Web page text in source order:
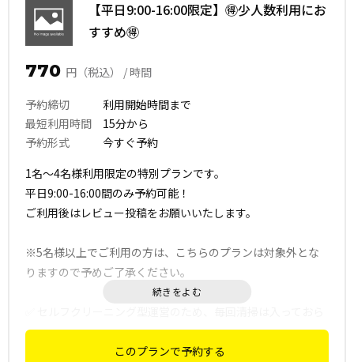
ックリスト』をご確認ください。
【平日9:00-16:00限定】🉐少人数利用にお
すすめ🉐
770 円（税込） / 時間
予約締切 利用開始時間まで
最短利用時間 15分から
予約形式 今すぐ予約
1名〜4名様利用限定の特別プランです。
平日9:00-16:00間のみ予約可能！
ご利用後はレビュー投稿をお願いいたします。
※5名様以上でご利用の方は、こちらのプランは対象外とな
りますので予めご了承ください。
ず、定期清掃にて運営しております。
ご利用後は、清掃・原状回復へのご協力をお願いいたしま
このプランで予約する